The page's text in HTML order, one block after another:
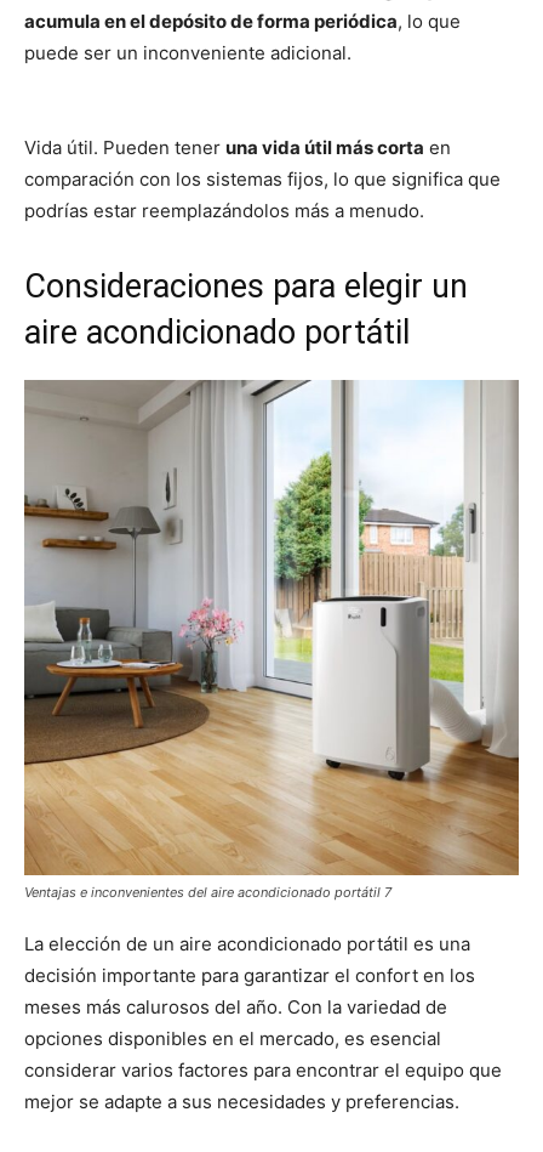
acumula en el depósito de forma periódica, lo que
puede ser un inconveniente adicional.
Vida útil. Pueden tener una vida útil más corta en
comparación con los sistemas fijos, lo que significa que
podrías estar reemplazándolos más a menudo.
Consideraciones para elegir un
aire acondicionado portátil
Ventajas e inconvenientes del aire acondicionado portátil 7
La elección de un aire acondicionado portátil es una
decisión importante para garantizar el confort en los
meses más calurosos del año. Con la variedad de
opciones disponibles en el mercado, es esencial
considerar varios factores para encontrar el equipo que
mejor se adapte a sus necesidades y preferencias.